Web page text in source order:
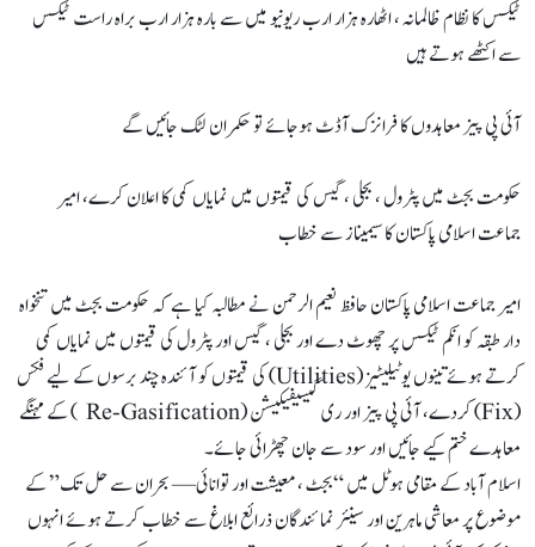
ٹیکس کا نظام ظالمانہ ، اٹھارہ ہزار ارب ریونیو میں سے بارہ ہزار ارب براہ راست ٹیکس
سے اکٹھے ہوتے ہیں
آئی پی پیز معاہدوں کا فرانزک آڈٹ ہوجائے تو حکمران لٹک جائیں گے
حکومت بجٹ میں پٹرول ، بجلی ، گیس کی قیمتوں میں نمایاں کمی کا اعلان کرے، امیر
جماعت اسلامی پاکستان کا سیمیناز سے خطاب
امیر جماعت اسلامی پاکستان حافظ نعیم الرحمن نے مطالبہ کیا ہے کہ حکومت بجٹ میں تنخواہ
دار طبقہ کو انکم ٹیکس پر چھوٹ دے اور بجلی ، گیس اور پٹرول کی قیمتوں میں نمایاں کمی
کرتے ہوئے تینوں یوٹیلیٹیز (Utilities) کی قیمتوں کو آئندہ چند برسوں کے لیے فکس
(Fix) کردے، آئی پی پیز اور ری گیسیفیکیشن (Re-Gasification ) کے مہنگے
معاہدے ختم کیے جائیں اور سود سے جان چھڑائی جائے۔
اسلام آباد کے مقامی ہوٹل میں “بجٹ ، معیشت اور توانائی— بحران سے حل تک” کے
موضوع پر معاشی ماہرین اور سینئر نمائندگان ذرائع ابلاغ سے خطاب کرتے ہوئے انہوں